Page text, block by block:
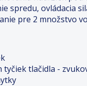
spredu, ovládacia
pre 2 množstvo
tyčiek tlačidla -